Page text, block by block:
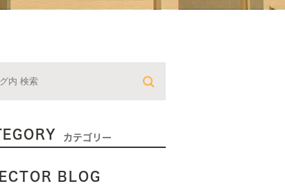
カテゴリー
BLOG